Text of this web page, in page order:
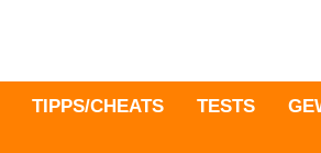
TIPPS/CHEATS TESTS